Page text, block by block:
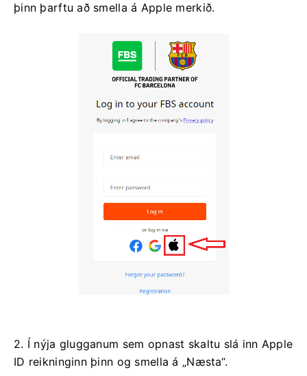
þinn þarftu að smella á Apple merkið.
2. Í nýja glugganum sem opnast skaltu slá inn Apple
ID reikninginn þinn og smella á „Næsta“.